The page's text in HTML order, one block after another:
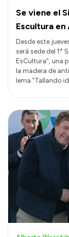
Se viene el
Escultura en
Desde este
será sede del 1°
EsCultura”, una
la madera de
lema “Tallando